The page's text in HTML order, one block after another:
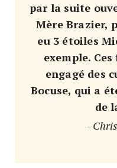
par la suite
Mère Brazier,
eu 3 étoiles
exemple.
engagé des
Bocuse, qui a
de
-